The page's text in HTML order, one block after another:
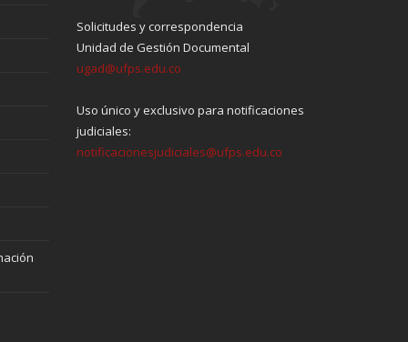
Solicitudes y correspondencia
Unidad de Gestión Documental
ugad@ufps.edu.co
Uso único y exclusivo para notificaciones
judiciales:
notificacionesjudiciales@ufps.edu.co